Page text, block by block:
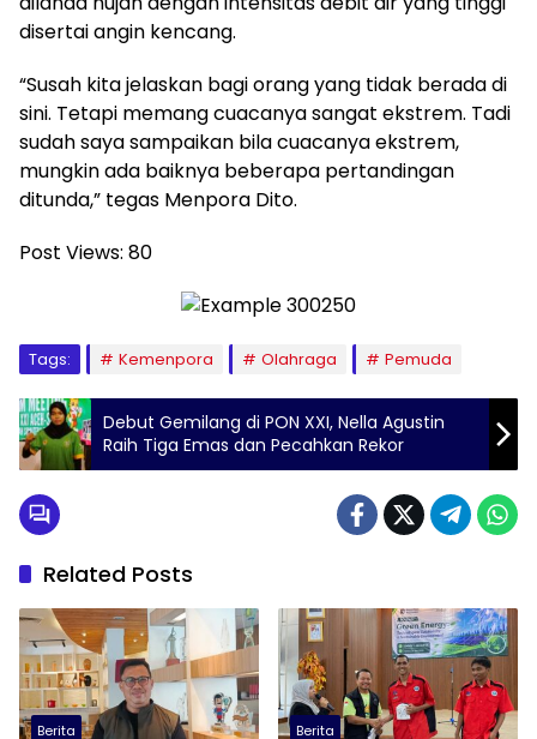
disertai angin kencang.
“Susah kita jelaskan bagi orang yang tidak berada di
sini. Tetapi memang cuacanya sangat ekstrem. Tadi
sudah saya sampaikan bila cuacanya ekstrem,
mungkin ada baiknya beberapa pertandingan
ditunda,” tegas Menpora Dito.
Post Views: 80
Tags: Kemenpora Olahraga Pemuda
Debut Gemilang di PON XXI, Nella Agustin
Raih Tiga Emas dan Pecahkan Rekor
Related Posts
Berita Berita